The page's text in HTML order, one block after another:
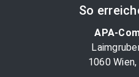
So
APA-
1060